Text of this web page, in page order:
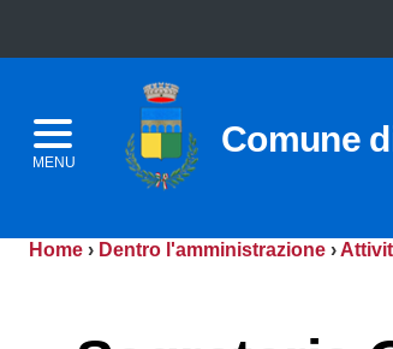
MENU
Comune
Home › Dentro l'amministrazione ›